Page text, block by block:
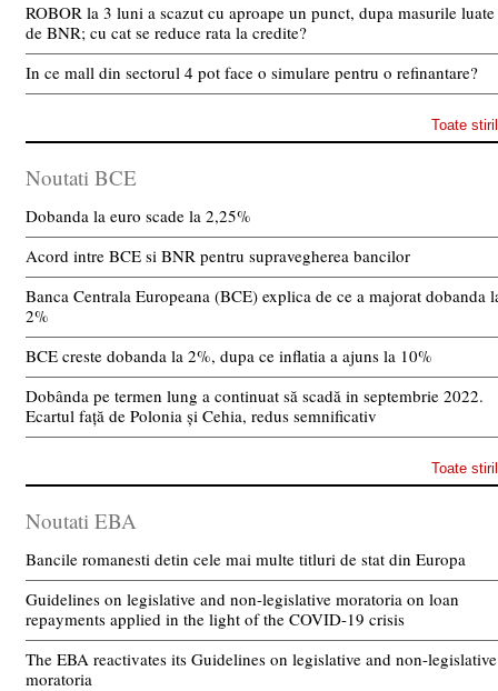
ROBOR la 3 luni a scazut cu aproape un punct, dupa masurile luate
de BNR; cu cat se reduce rata la credite?
In ce mall din sectorul 4 pot face o simulare pentru o refinantare?
Toate
Noutati BCE
Dobanda la euro scade la 2,25%
Acord intre BCE si BNR pentru supravegherea bancilor
Banca Centrala Europeana (BCE) explica de ce a majorat dobanda
2%
BCE creste dobanda la 2%, dupa ce inflatia a ajuns la 10%
Dobânda pe termen lung a continuat să scadă in septembrie 2022.
Ecartul față de Polonia și Cehia, redus semnificativ
Toate
Noutati EBA
Bancile romanesti detin cele mai multe titluri de stat din Europa
Guidelines on legislative and non-legislative moratoria on loan
repayments applied in the light of the COVID-19 crisis
The EBA reactivates its Guidelines on legislative and non-legislative
moratoria